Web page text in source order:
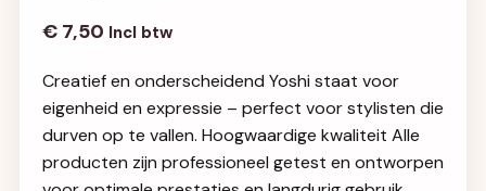
€ 7,50 Incl btw
Creatief en onderscheidend Yoshi staat voor
eigenheid en expressie – perfect voor stylisten die
durven op te vallen. Hoogwaardige kwaliteit Alle
producten zijn professioneel getest en ontworpen